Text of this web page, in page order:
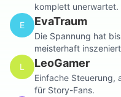
komplett unerwartet.
E
EvaTraum
Die Spannung hat
meisterhaft
L
LeoGamer
Einfache Steuerung,
für Story-Fans.